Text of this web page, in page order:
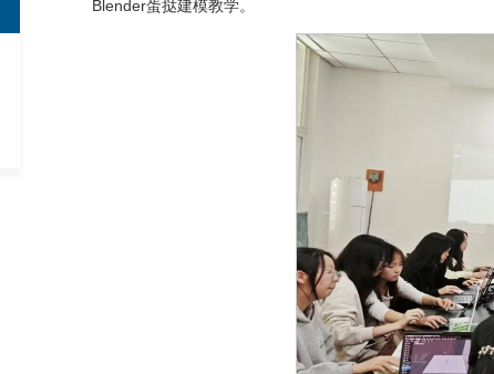
Blender蛋挞建模教学。